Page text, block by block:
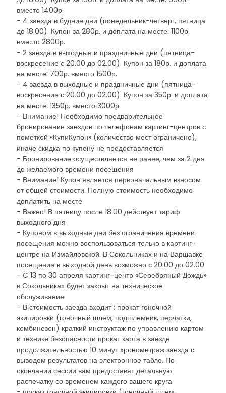
вместо 1400р.
- 4 заезда в будние дни (понедельник-четверг, пятница
до 18.00). Купон за 280р. и доплата на месте: 1100р.
вместо 2800р.
- 2 заезда в выходные и праздничные дни (пятница-
воскресение с 20.00 до 02.00). Купон за 180р. и доплата
на месте: 700р. вместо 1500р.
- 4 заезда в выходные и праздничные дни (пятница-
воскресение с 20.00 до 02.00). Купон за 350р. и доплата
на месте: 1350р. вместо 3000р.
- Внимание! Необходимо предварительное
бронирование заездов по телефонам картинг-центров с
пометкой «КупиКупон» (количество мест ограничено),
иначе скидка по купону не предоставляется
- Бронирование осуществляется не ранее, чем за 2 дня
до желаемого времени посещения
- Внимание! Купон является первоначальным взносом
от общей стоимости. Полную стоимость необходимо
доплатить на месте
- Важно! В пятницу после 18.00 действует тариф
выходного дня
- Купоном в выходные дни без ограничения времени
посещения можно воспользоваться только в картинг-
центре на Измайловской. В Сокольниках и на Варшавке
посещение в выходной день возможно с 20.00 до 02.00
- C 13 по 30 апреля картинг-центр «Серебряный Дождь»
в Сокольниках будет закрыт на техническое
обслуживание
- В стоимость заезда входит : прокат гоночной
экипировки (гоночный шлем, подшлемник, перчатки,
комбинезон) краткий инструктаж по управлению картом
и технике безопасности прокат карта в заезде
продолжительностью 10 минут хронометраж заезда с
выводом результатов на электронное табло. По
окончании сессии вам предоставят детальную
распечатку со временем каждого вашего круга